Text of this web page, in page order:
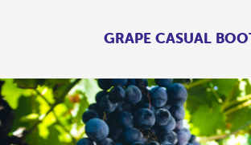
GRAPE CASUAL